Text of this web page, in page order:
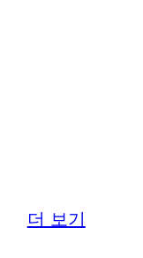
더 보기